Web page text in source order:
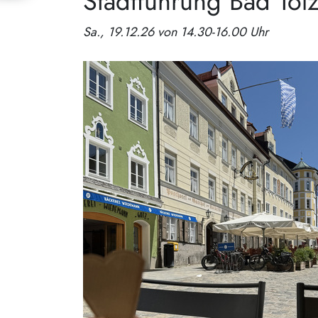
Sa., 19.12.26 von 14.30-16.00 Uhr